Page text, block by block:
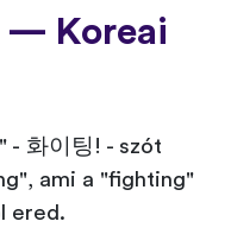
— Koreai
- 화이팅! - szót
ami a "fighting"
ered.